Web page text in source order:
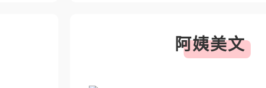
阿姨美文